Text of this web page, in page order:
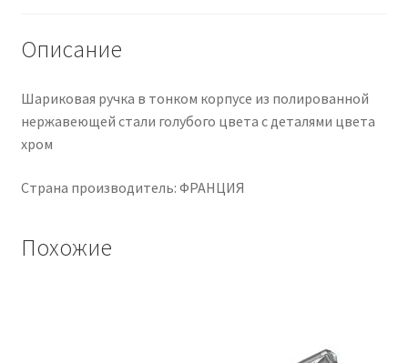
Описание
Шариковая ручка в тонком корпусе из полированной
нержавеющей стали голубого цвета с деталями цвета
хром
Страна производитель: ФРАНЦИЯ
Похожие